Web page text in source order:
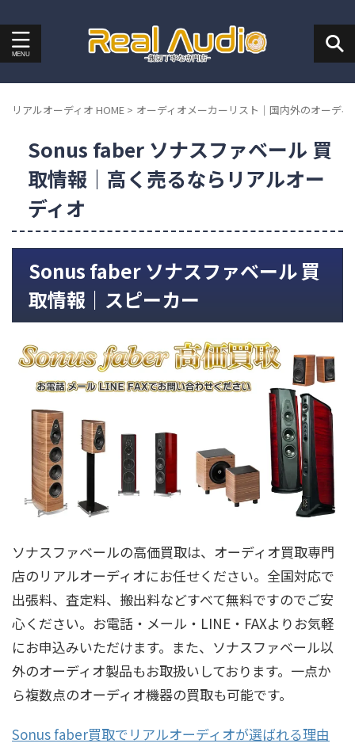
リアルオーディオ HOME > オーディオメーカーリスト｜国内外のオーデ
Sonus faber ソナスファベール 買
取情報｜高く売るならリアルオー
ディオ
Sonus faber ソナスファベール 買
取情報｜スピーカー
ソナスファベールの高価買取は、オーディオ買取専門
店のリアルオーディオにお任せください。全国対応で
出張料、査定料、搬出料などすべて無料ですのでご安
心ください。お電話・メール・LINE・FAXよりお気軽
にお申込みいただけます。また、ソナスファベール以
外のオーディオ製品もお取扱いしております。一点か
ら複数点のオーディオ機器の買取も可能です。
Sonus faber買取でリアルオーディオが選ばれる理由